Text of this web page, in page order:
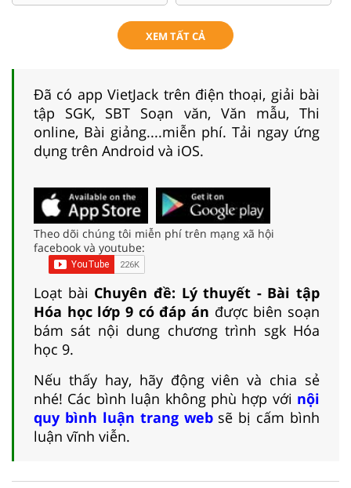
XEM TẤT CẢ
Đã có app VietJack trên điện thoại, giải bài
tập SGK, SBT Soạn văn, Văn mẫu, Thi
online, Bài giảng....miễn phí. Tải ngay ứng
dụng trên Android và iOS.
Theo dõi chúng tôi miễn phí trên mạng xã hội
facebook và youtube:
Loạt bài Chuyên đề: Lý thuyết - Bài tập
Hóa học lớp 9 có đáp án được biên soạn
bám sát nội dung chương trình sgk Hóa
học 9.
Nếu thấy hay, hãy động viên và chia sẻ
nhé! Các bình luận không phù hợp với nội
quy bình luận trang websẽ bị cấm bình
luận vĩnh viễn.